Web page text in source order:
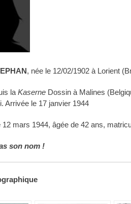
, née le 12/02/1902 à Lorient
la Kaserne Dossin à Malines
Arrivée le 17 janvier 1944
mars 1944, âgée de 42 ans,
son nom !